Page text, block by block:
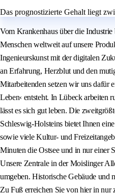
Das prognostizierte Gehalt liegt
Vom Krankenhaus über die Industrie
Menschen weltweit auf unsere
Ingenieurskunst mit der digitalen
an Erfahrung, Herzblut und den
Mitarbeitenden setzen wir uns dafür
Leben‹ entsteht. In Lübeck arbeiten
lässt es sich gut leben. Die
Schleswig-Holsteins bietet Ihnen
sowie viele Kultur- und
Minuten die Ostsee und in nur einer
Unsere Zentrale in der Moislinger
umgeben. Historische Gebäude und
Zu Fuß erreichen Sie von hier in